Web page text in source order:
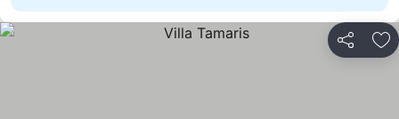
Sdílet